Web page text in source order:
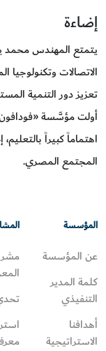
إضاءة
الاتصالات وتكنولوجيا
تعزيز دور التنمية
أولت مؤسَّسة
اهتماماً كبيراً
المجتمع المصري.
المؤسسة
عن المؤسسة
كلمة المدير
التنفيذي
أهدافنا
الاستراتيجية